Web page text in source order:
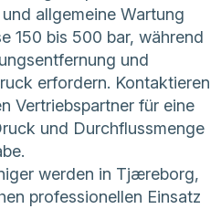
allgemeine Wartung
150 bis 500 bar, während
und
erfordern. Kontaktieren
Vertriebspartner für eine
und Durchflussmenge
werden in Tjæreborg,
professionellen Einsatz